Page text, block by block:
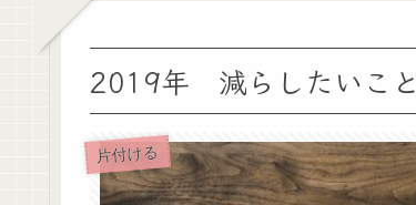
2019年 減らしたいこと
片付ける